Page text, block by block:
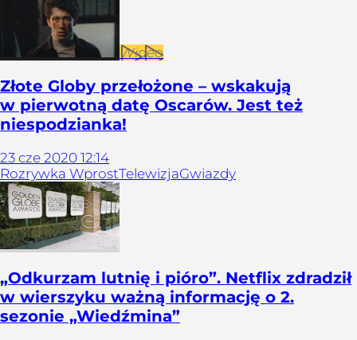
Wideo
Złote Globy przełożone – wskakują
w pierwotną datę Oscarów. Jest też
niespodzianka!
23 cze 2020 12:14
Rozrywka WprostTelewizjaGwiazdy
„Odkurzam lutnię i pióro”. Netflix zdradził
w wierszyku ważną informację o 2.
sezonie „Wiedźmina”